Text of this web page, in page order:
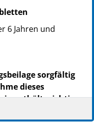
6 Jahren und
sorgfältig
dieses
enthält wichtige